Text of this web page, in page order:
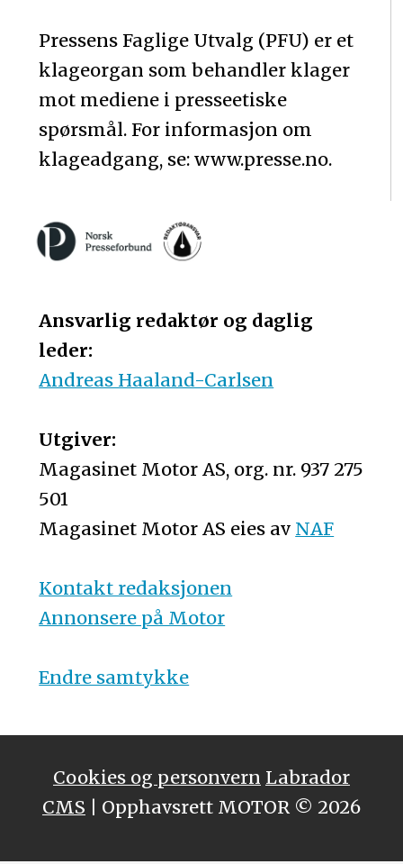
Pressens Faglige Utvalg (PFU) er et
klageorgan som behandler klager
mot mediene i presseetiske
spørsmål. For informasjon om
klageadgang, se: www.presse.no.
Ansvarlig redaktør og daglig
leder:
Andreas Haaland-Carlsen
Utgiver:
Magasinet Motor AS, org. nr. 937 275
501
Magasinet Motor AS eies av NAF
Kontakt redaksjonen
Annonsere på Motor
Endre samtykke
Cookies og personvern Labrador
CMS | Opphavsrett MOTOR © 2026